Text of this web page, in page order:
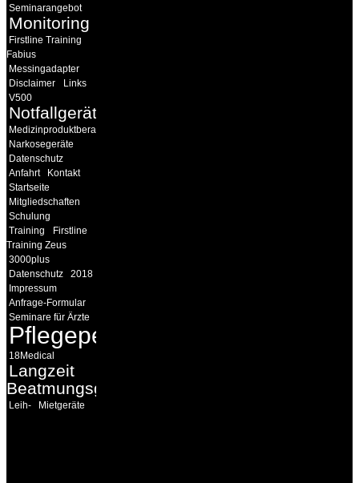
Seminarangebot
Monitoring
Firstline Training
Fabius
Messingadapter
Disclaimer
Links
V500
Notfallgeräte
Medizinproduktberater
Narkosegeräte
Datenschutz
Anfahrt
Kontakt
Startseite
Mitgliedschaften
Schulung
Training
Firstline
Training Zeus
3000plus
Datenschutz
2018
Impressum
Anfrage-Formular
Seminare für Ärzte
Pflegepersonal
18Medical
Langzeit
Beatmungsgeräte
Leih- Mietgeräte